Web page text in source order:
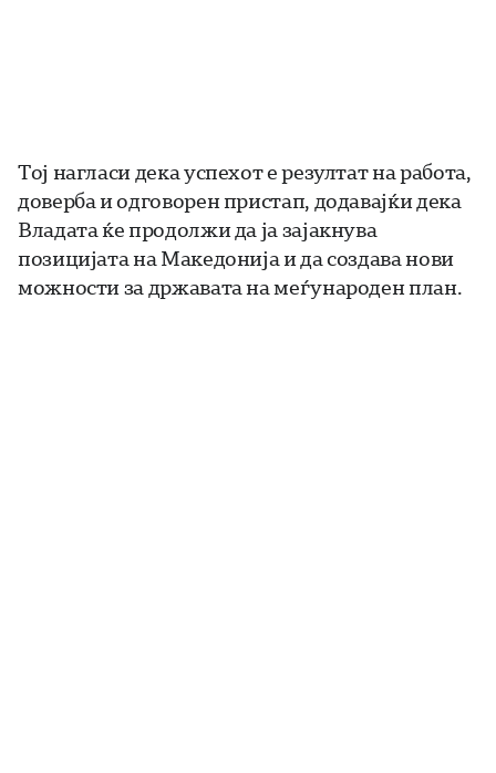
Тој нагласи дека успехот е резултат на работа,
доверба и одговорен пристап, додавајќи дека
Владата ќе продолжи да ја зајакнува
позицијата на Македонија и да создава нови
можности за државата на меѓународен план.